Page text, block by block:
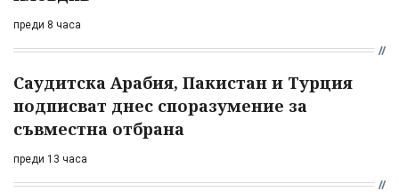
преди 8 часа
Саудитска Арабия, Пакистан и Турция
подписват днес споразумение за
съвместна отбрана
преди 13 часа